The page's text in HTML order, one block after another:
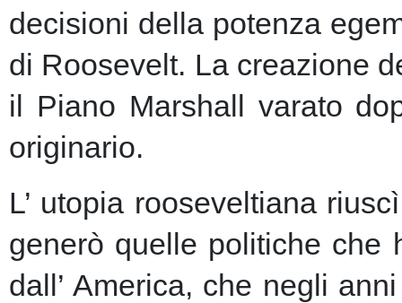
decisioni della potenza
di Roosevelt. La creazione
il Piano Marshall varato
originario.
L’ utopia rooseveltiana
generò quelle politiche che
dall’ America, che negli